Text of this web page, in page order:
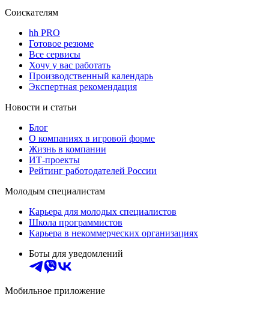
Соискателям
hh PRO
Готовое резюме
Все сервисы
Хочу у вас работать
Производственный календарь
Экспертная рекомендация
Новости и статьи
Блог
О компаниях в игровой форме
Жизнь в компании
ИТ-проекты
Рейтинг работодателей России
Молодым специалистам
Карьера для молодых специалистов
Школа программистов
Карьера в некоммерческих организациях
Боты для уведомлений
Мобильное приложение